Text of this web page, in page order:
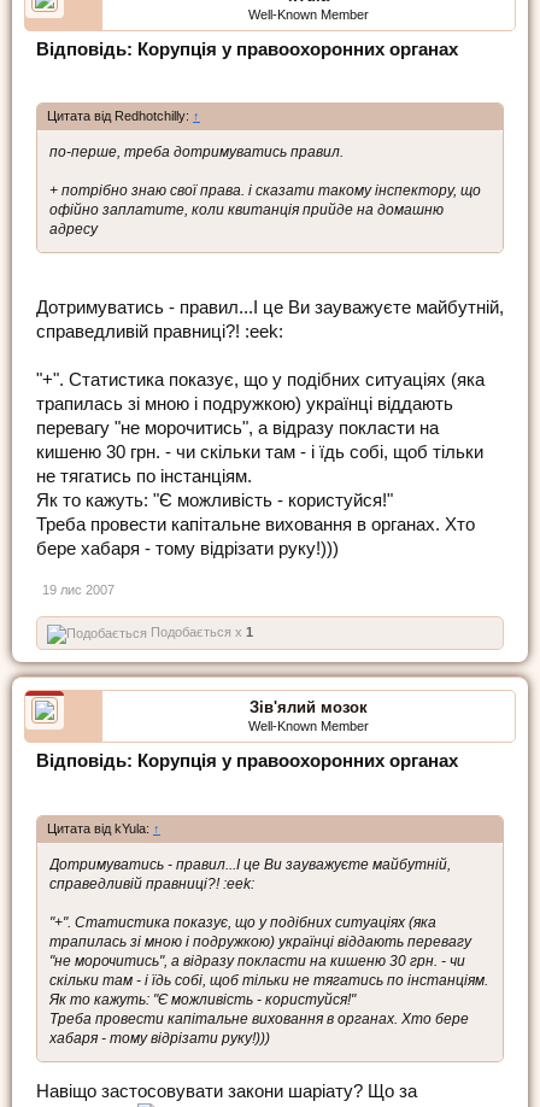
Well-Known Member
Відповідь: Корупція у правоохоронних органах
Цитата від Redhotchilly: ↑
по-перше, треба дотримуватись правил.
+ потрібно знаю свої права. і сказати такому інспектору, що
офійно заплатите, коли квитанція прийде на домашню
адресу
Дотримуватись - правил...І це Ви зауважуєте майбутній,
справедливій правниці?! :eek:
"+". Статистика показує, що у подібних ситуаціях (яка
трапилась зі мною і подружкою) українці віддають
перевагу "не морочитись", а відразу покласти на
кишеню 30 грн. - чи скільки там - і їдь собі, щоб тільки
не тягатись по інстанціям.
Як то кажуть: "Є можливість - користуйся!"
Треба провести капітальне виховання в органах. Хто
бере хабаря - тому відрізати руку!)))
19 лис 2007
Подобається x 1
Зів'ялий мозок
Well-Known Member
Відповідь: Корупція у правоохоронних органах
Цитата від kYula: ↑
Дотримуватись - правил...І це Ви зауважуєте майбутній,
справедливій правниці?! :eek:
"+". Статистика показує, що у подібних ситуаціях (яка
трапилась зі мною і подружкою) українці віддають перевагу
"не морочитись", а відразу покласти на кишеню 30 грн. - чи
скільки там - і їдь собі, щоб тільки не тягатись по інстанціям.
Як то кажуть: "Є можливість - користуйся!"
Треба провести капітальне виховання в органах. Хто бере
хабаря - тому відрізати руку!)))
Навіщо застосовувати закони шаріату? Що за